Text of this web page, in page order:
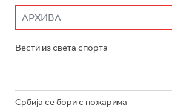
РАДИО
РАДИО
Вести из света спорта
Србија се бори с пожарима